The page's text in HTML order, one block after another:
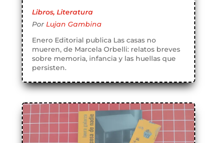
Libros, Literatura
Por Lujan Gambina
Enero Editorial publica Las casas no
mueren, de Marcela Orbelli: relatos breves
sobre memoria, infancia y las huellas que
persisten.